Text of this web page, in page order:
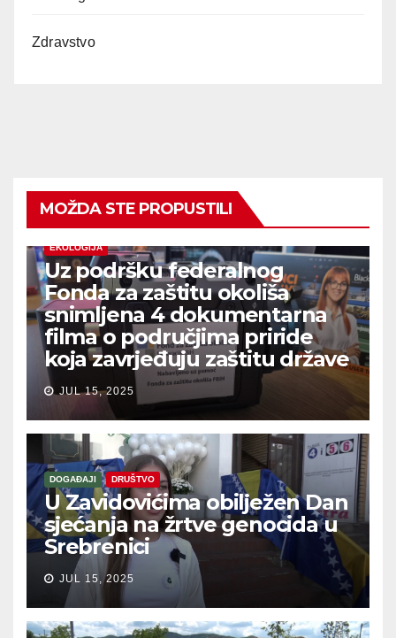
Zdravstvo
MOŽDA STE PROPUSTILI
EKOLOGIJA
Uz podršku federalnog
Fonda za zaštitu okoliša
snimljena 4 dokumentarna
filma o područjima priride
koja zavrjeđuju zaštitu države
JUL 15, 2025
DOGAĐAJI DRUŠTVO
U Zavidovićima obilježen Dan
sjećanja na žrtve genocida u
Srebrenici
JUL 15, 2025